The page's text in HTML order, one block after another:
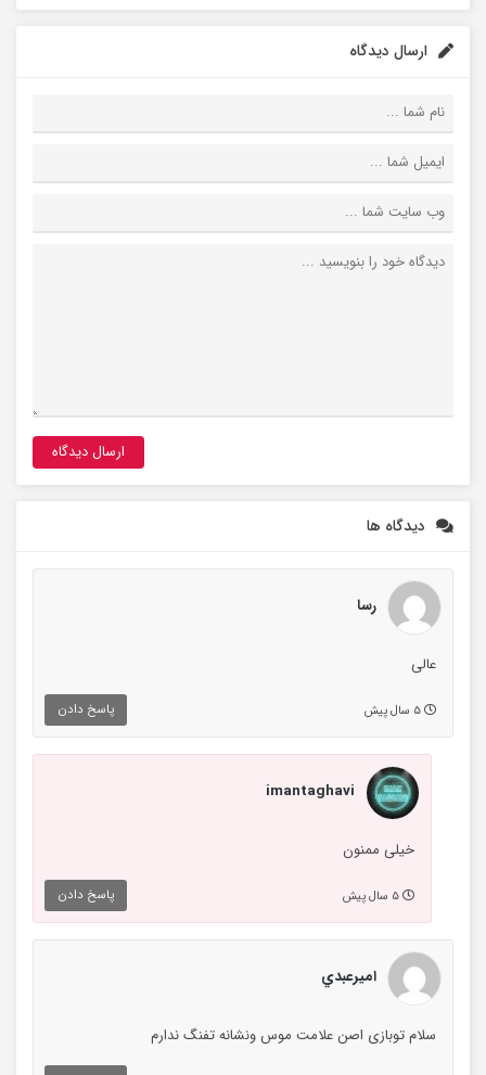
ارسال دیدگاه
دیدگاه ها
رسا
عالی
پاسخ دادن
imantaghavi
خیلی ممنون
پاسخ دادن
اميرعبدي
سلام توبازی اصن علامت موس ونشانه تفنگ ندارم